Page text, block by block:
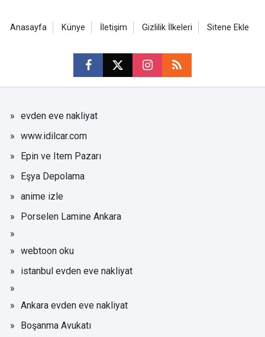
Anasayfa Künye İletişim Gizlilik İlkeleri Sitene Ekle
evden eve nakliyat
www.idilcar.com
Epin ve Item Pazarı
Eşya Depolama
anime izle
Porselen Lamine Ankara
webtoon oku
istanbul evden eve nakliyat
Ankara evden eve nakliyat
Boşanma Avukatı